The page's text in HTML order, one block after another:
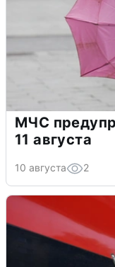
МЧС
11 августа
10 августа 2